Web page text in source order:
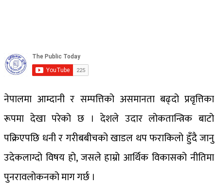
नेपालमा आम्दानी र सम्पत्तिको असमानता बढ्दो प्रवृत्तिका
रूपमा देखा परेको छ । देशले उदार लोकतान्त्रिक बाटो
पक्रिएपछि धनी र गरीबबीचको खाडल थप फराकिलो हुँदै जानु
उदेकलाग्दो विषय हो, जसले हाम्रो आर्थिक विकासको नीतिमा
पुनरावलोकनको माग गर्छ ।